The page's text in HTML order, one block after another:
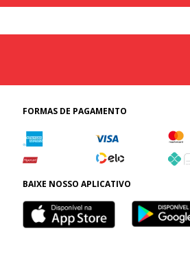
FORMAS DE PAGAMENTO
BAIXE NOSSO APLICATIVO